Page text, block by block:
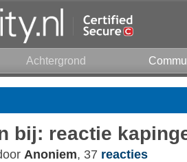
Achtergrond
bij: reactie
Anoniem, 37 reacties